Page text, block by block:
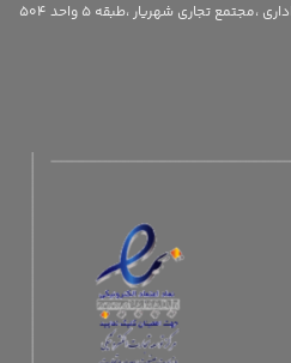
تجاری شهریار ،طبقه 5 واحد 504